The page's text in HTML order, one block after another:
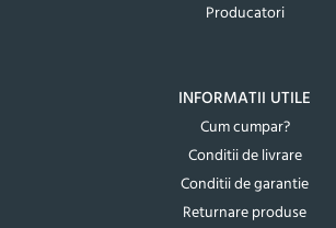
Producatori
INFORMATII UTILE
Cum cumpar?
Conditii de livrare
Conditii de garantie
Returnare produse